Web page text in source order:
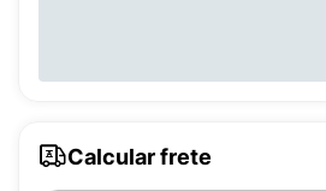
Calcular frete